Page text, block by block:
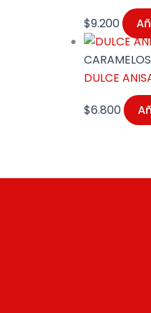
$9.200
DULCE
$6.800